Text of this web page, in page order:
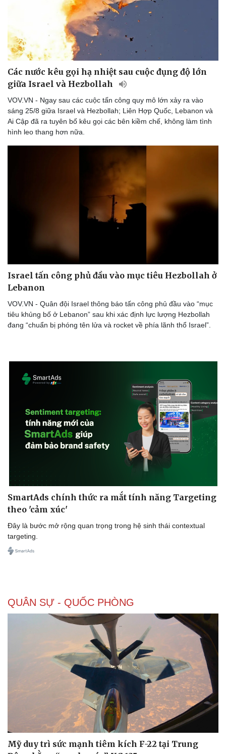
Thể thao
Bóng đá
Lịch thi đấu bóng đá
Thế giới thể thao
eSports
Ô tô - Xe máy
Xe máy
Tư vấn
Các nước kêu gọi hạ nhiệt sau cuộc đụng độ lớn
giữa Israel và Hezbollah
VOV.VN - Ngay sau các cuộc tấn công quy mô lớn xảy ra vào
sáng 25/8 giữa Israel và Hezbollah; Liên Hợp Quốc, Lebanon và
Ai Cập đã ra tuyên bố kêu gọi các bên kiềm chế, không làm tình
hình leo thang hơn nữa.
Israel tấn công phủ đầu vào mục tiêu Hezbollah ở
Lebanon
VOV.VN - Quân đội Israel thông báo tấn công phủ đầu vào “mục
tiêu khủng bố ở Lebanon” sau khi xác định lực lượng Hezbollah
đang “chuẩn bị phóng tên lửa và rocket về phía lãnh thổ Israel”.
SmartAds chính thức ra mắt tính năng Targeting
theo 'cảm xúc'
Đây là bước mở rộng quan trọng trong hệ sinh thái contextual
targeting.
QUÂN SỰ - QUỐC PHÒNG
Mỹ duy trì sức mạnh tiêm kích F-22 tại Trung